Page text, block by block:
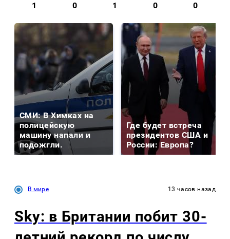
1 0 1 0 0
СМИ: В Химках на
полицейскую
машину напали и
подожгли.
Где будет встреча
президентов США и
России: Европа?
В мире 13 часов назад
Sky: в Британии побит 30-